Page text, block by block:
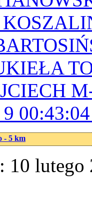
- 5 km
10 lutego